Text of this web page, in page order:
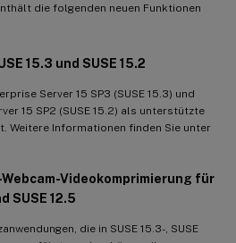
die folgenden neuen Funktionen
15.3 und SUSE 15.2
Server 15 SP3 (SUSE 15.3) und
15 SP2 (SUSE 15.2) als unterstützte
Weitere Informationen finden Sie unter
Videokomprimierung für
SUSE 12.5
die in SUSE 15.3-, SUSE